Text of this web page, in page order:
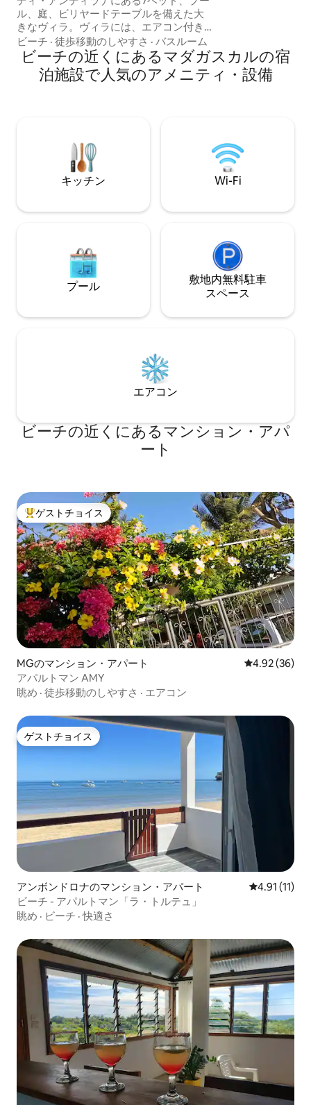
ル、庭、ビリヤードテーブルを備えた大
きなヴィラ。ヴィラには、エアコン付き
のベッドルームが1室、バスルームが3
室、広いリビング、設備の整ったキッチ
ン、Wi-Fi（4GBを含む）、Canal+のテレ
ビ（Evasionサブスクリプション）、リネ
は発電機（燃料5リットル付き）がありま
ビーチ · 徒歩移動のしやすさ · バスルーム
オプション（食事
ージサロン、空港
10歳未満のお子
ビーチの近くにあるマダガスカルの宿
泊施設で人気のアメニティ・設備
キッチン Wi-Fi
プール
敷地内無料駐⁠車
ス⁠ペ⁠ー⁠ス
エアコン
ビーチの近くにあるマンション・アパ
ート
大好評のゲストチョイスです。
ゲストチョイス
MGのマンション・アパート レビュー36
4.92 (36)
アパルトマン AMY
眺め · 徒歩移動のしやすさ · エアコン
ゲストチョイス
ゲストチョイス
アンボンドロナのマンション・アパート レビュー11
4.91 (11)
ビーチ - アパルトマン「ラ・トルテュ」
眺め · ビーチ ·快適さ